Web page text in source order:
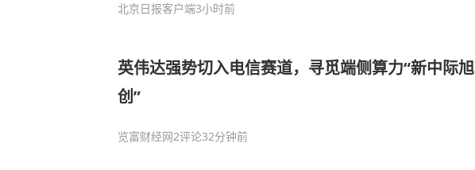
北京日报客户端3小时前
英伟达强势切入电信赛道，寻觅端侧算力“新中际旭
创”
览富财经网2评论32分钟前